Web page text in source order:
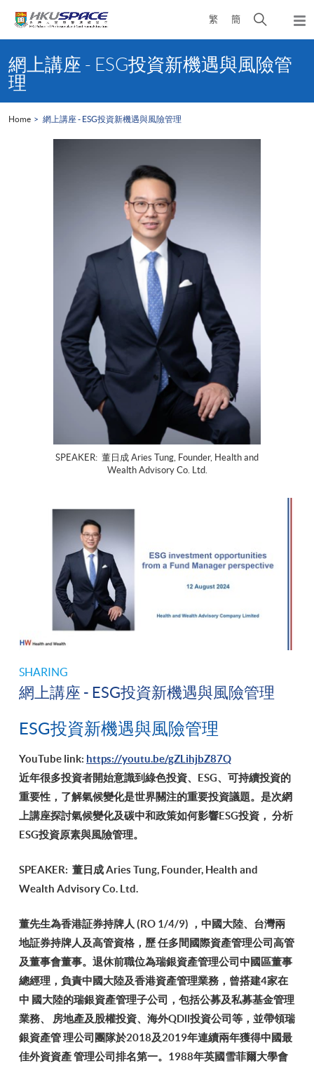
繁 簡
Open
search
panel
content
start網上講座 - ESG投資新機遇與風險管
理
Home 網上講座 - ESG投資新機遇與風險管理
SHARING
網上講座 - ESG投資新機遇與風險管理
ESG投資新機遇與風險管理
YouTube link: https://youtu.be/gZLihjbZ87Q
近年很多投資者開始意識到綠色投資、ESG、可持續投資的
重要性，了解氣候變化是世界關注的重要投資議題。是次網
上講座探討氣候變化及碳中和政策如何影響ESG投資， 分析
ESG投資原素與風險管理。
SPEAKER: 董日成 Aries Tung, Founder, Health and
Wealth Advisory Co. Ltd.
董先生為香港証券持牌人 (RO 1/4/9) ，中國大陸、台灣兩
地証券持牌人及高管資格，歷 任多間國際資產管理公司高管
及董事會董事。退休前職位為瑞銀資產管理公司中國區董事
總經理，負責中國大陸及香港資產管理業務，曾搭建4家在
中 國大陸的瑞銀資產管理子公司，包括公募及私募基金管理
業務、 房地產及股權投資、海外QDll投資公司等，並帶領瑞
銀資產管 理公司團隊於2018及2019年連續兩年獲得中國最
佳外資資產 管理公司排名第一。1988年英國雪菲爾大學會
SPEAKER: 董日成 Aries Tung, Founder, Health and
Wealth Advisory Co. Ltd.